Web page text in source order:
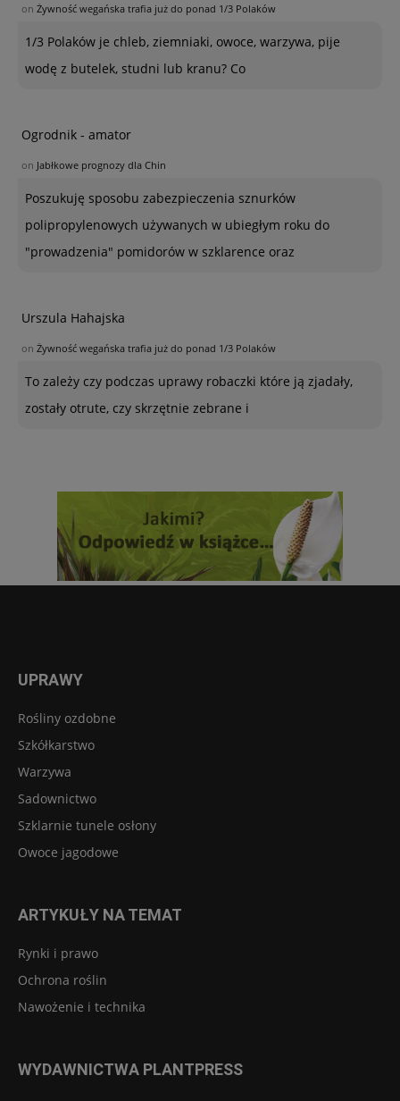
on Żywność wegańska trafia już do ponad 1/3 Polaków
1/3 Polaków je chleb, ziemniaki, owoce, warzywa, pije
wodę z butelek, studni lub kranu? Co
Ogrodnik - amator
on Jabłkowe prognozy dla Chin
Poszukuję sposobu zabezpieczenia sznurków
polipropylenowych używanych w ubiegłym roku do
"prowadzenia" pomidorów w szklarence oraz
Urszula Hahajska
on Żywność wegańska trafia już do ponad 1/3 Polaków
To zależy czy podczas uprawy robaczki które ją zjadały,
zostały otrute, czy skrzętnie zebrane i
UPRAWY
Rośliny ozdobne
Szkółkarstwo
Warzywa
Sadownictwo
Szklarnie tunele osłony
Owoce jagodowe
ARTYKUŁY NA TEMAT
Rynki i prawo
Ochrona roślin
Nawożenie i technika
WYDAWNICTWA PLANTPRESS